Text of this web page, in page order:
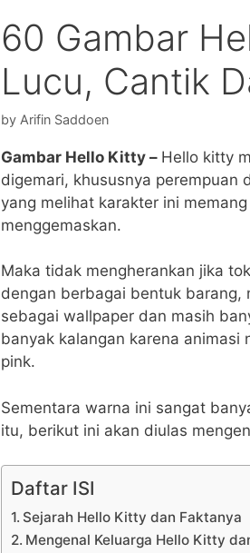
60 Gambar
Lucu, Cantik
by Arifin Saddoen
Gambar Hello Kitty – Hello kitty
digemari, khususnya perempuan
yang melihat karakter ini
menggemaskan.
Maka tidak mengherankan jika
dengan berbagai bentuk barang,
sebagai wallpaper dan masih
banyak kalangan karena
pink.
Sementara warna ini sangat
itu, berikut ini akan diulas
Daftar ISI
Sejarah Hello Kitty dan Faktanya
Mengenal Keluarga Hello Kitty